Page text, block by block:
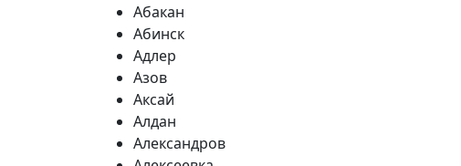
Абакан
Абинск
Адлер
Азов
Аксай
Алдан
Александров